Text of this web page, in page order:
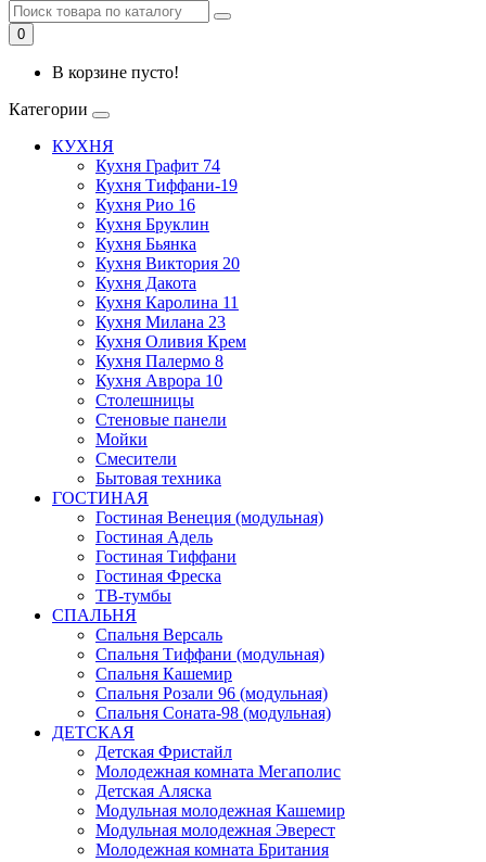
0
В корзине пусто!
Категории
КУХНЯ
Кухня Графит 74
Кухня Тиффани-19
Кухня Рио 16
Кухня Бруклин
Кухня Бьянка
Кухня Виктория 20
Кухня Дакота
Кухня Каролина 11
Кухня Милана 23
Кухня Оливия Крем
Кухня Палермо 8
Кухня Аврора 10
Столешницы
Стеновые панели
Мойки
Смесители
Бытовая техника
ГОСТИНАЯ
Гостиная Венеция (модульная)
Гостиная Адель
Гостиная Тиффани
Гостиная Фреска
ТВ-тумбы
СПАЛЬНЯ
Спальня Версаль
Спальня Тиффани (модульная)
Спальня Кашемир
Спальня Розали 96 (модульная)
Спальня Соната-98 (модульная)
ДЕТСКАЯ
Детская Фристайл
Молодежная комната Мегаполис
Детская Аляска
Модульная молодежная Кашемир
Модульная молодежная Эверест
Молодежная комната Британия